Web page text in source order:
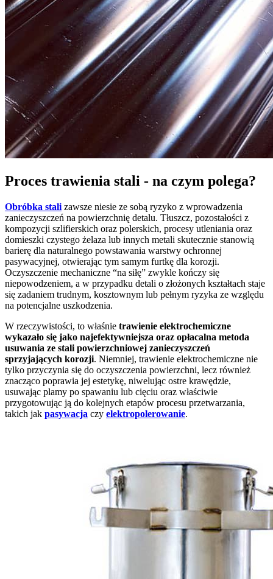
Proces trawienia stali - na czym polega?
Obróbka stali zawsze niesie ze sobą ryzyko z wprowadzenia
zanieczyszczeń na powierzchnię detalu. Tłuszcz, pozostałości z
kompozycji szlifierskich oraz polerskich, procesy utleniania oraz
domieszki czystego żelaza lub innych metali skutecznie stanowią
barierę dla naturalnego powstawania warstwy ochronnej
pasywacyjnej, otwierając tym samym furtkę dla korozji.
Oczyszczenie mechaniczne “na siłę” zwykle kończy się
niepowodzeniem, a w przypadku detali o złożonych kształtach staje
się zadaniem trudnym, kosztownym lub pełnym ryzyka ze względu
na potencjalne uszkodzenia.
W rzeczywistości, to właśnie trawienie elektrochemiczne
wykazało się jako najefektywniejsza oraz opłacalna metoda
usuwania ze stali powierzchniowej zanieczyszczeń
sprzyjających korozji. Niemniej, trawienie elektrochemiczne nie
tylko przyczynia się do oczyszczenia powierzchni, lecz również
znacząco poprawia jej estetykę, niwelując ostre krawędzie,
usuwając plamy po spawaniu lub cięciu oraz właściwie
przygotowując ją do kolejnych etapów procesu przetwarzania,
takich jak pasywacja czy elektropolerowanie.